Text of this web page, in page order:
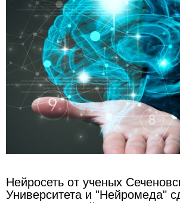
Нейросеть от ученых
Университета и "Нейромеда"